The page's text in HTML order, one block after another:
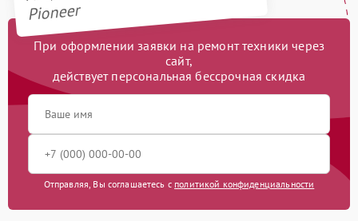
Pioneer
При оформлении заявки на ремонт техники через
сайт,
действует персональная бессрочная скидка
Отправляя, Вы соглашаетесь с политикой конфиденциальности